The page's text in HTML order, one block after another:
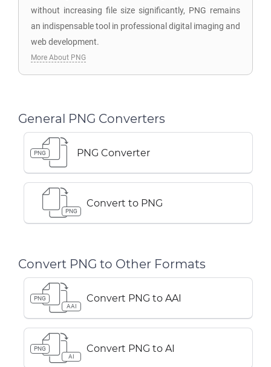
without increasing file size significantly, PNG remains
an indispensable tool in professional digital imaging and
web development.
More About PNG
General PNG Converters
PNG PNG Converter
PNG
Convert to PNG
Convert PNG to Other Formats
PNG
AAI
Convert PNG to AAI
PNG
AI
Convert PNG to AI